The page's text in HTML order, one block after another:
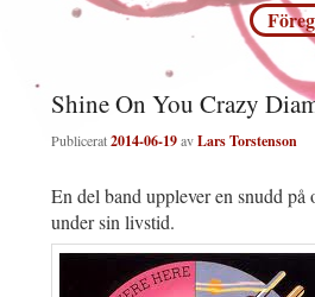
Shine On You Crazy
Publicerat2014-06-19avLars Torstenson
En del band upplever en snudd
under sin livstid.